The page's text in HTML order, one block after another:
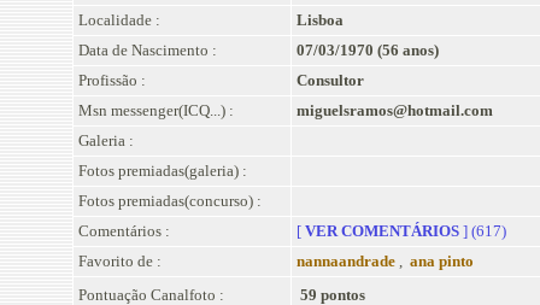
Localidade :
Lisboa
Data de Nascimento :
07/03/1970 (56 anos)
Profissão :
Consultor
Msn messenger(ICQ...) :
miguelsramos@hotmail.com
Galeria :
Fotos premiadas(galeria) :
Fotos premiadas(concurso) :
Comentários :
[ VER COMENTÁRIOS ] (617)
Favorito de :
nannaandrade , ana pinto
Pontuação Canalfoto :
59 pontos